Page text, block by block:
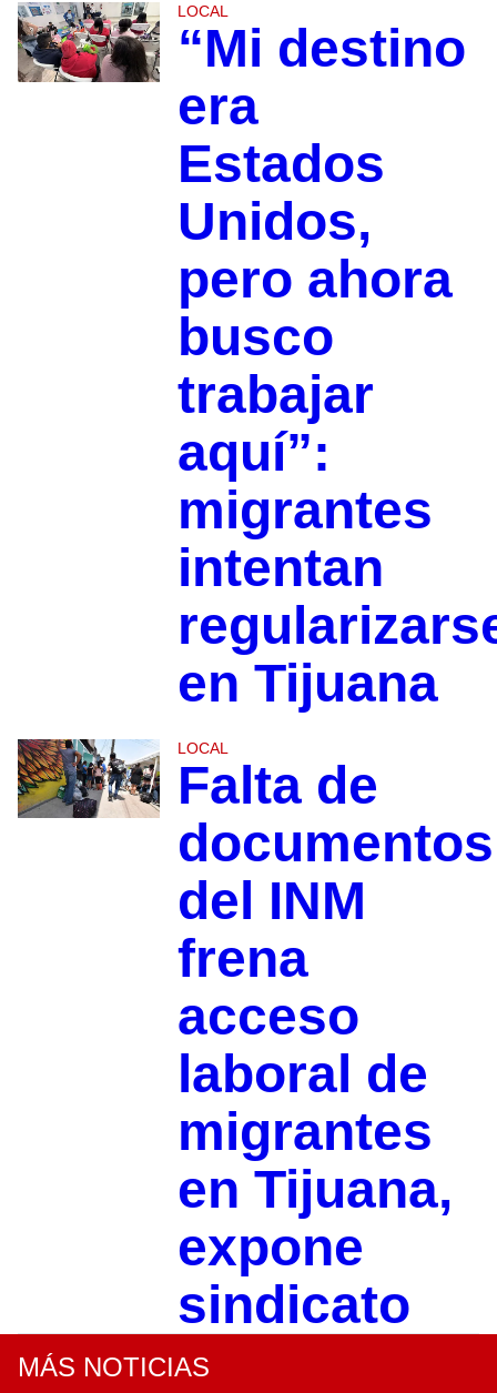
LOCAL
“Mi destino
era
Estados
Unidos,
pero ahora
busco
trabajar
aquí”:
migrantes
intentan
en Tijuana
LOCAL
Falta de
documentos
del INM
frena
acceso
laboral de
migrantes
en Tijuana,
expone
sindicato
MÁS NOTICIAS